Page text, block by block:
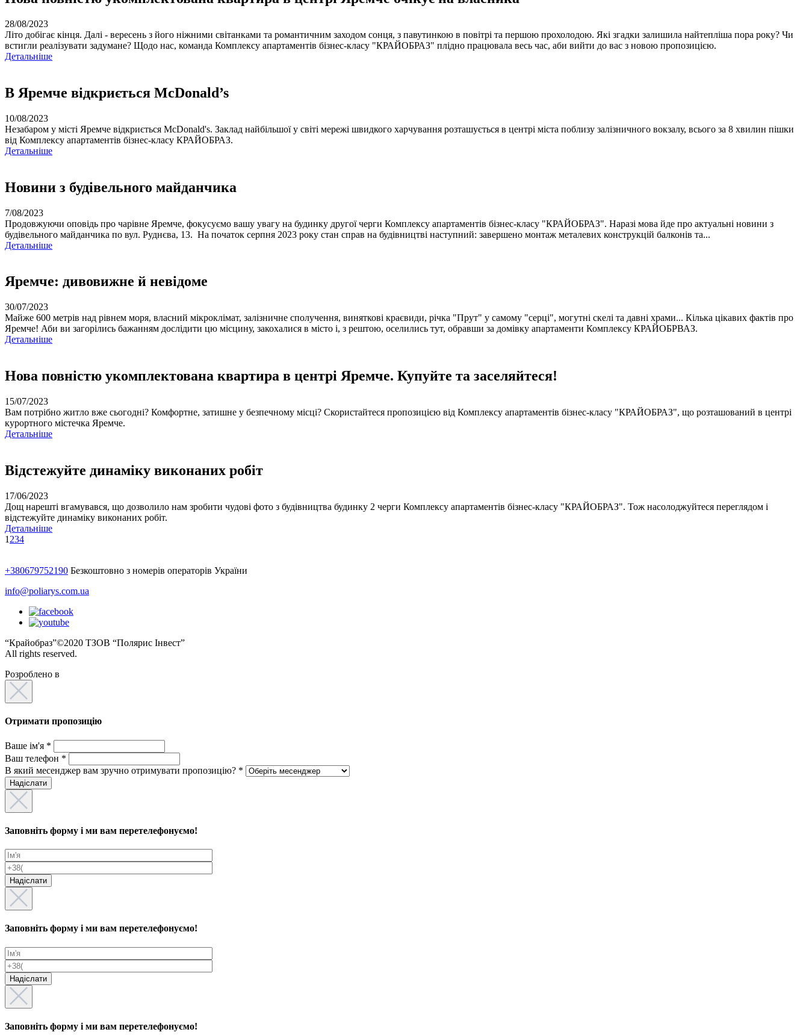
28/08/2023
Літо добігає кінця. Далі - вересень з його ніжними світанками та романтичним заходом сонця, з павутинкою в повітрі та першою прохолодою. Які згадки залишила найтепліша пора року? Чи
встигли реалізувати задумане? Щодо нас, команда Комплексу апартаментів бізнес-класу "КРАЙОБРАЗ" плідно працювала весь час, аби вийти до вас з новою пропозицією.
Детальнiше
В Яремче відкриється McDonald’s
10/08/2023
Незабаром у місті Яремче відкриється McDonald's. Заклад найбільшої у світі мережі швидкого харчування розташується в центрі міста поблизу залізничного вокзалу, всього за 8 хвилин пішки
від Комплексу апартаментів бізнес-класу КРАЙОБРАЗ.
Детальнiше
Новини з будівельного майданчика
7/08/2023
Продовжуючи оповідь про чарівне Яремче, фокусуємо вашу увагу на будинку другої черги Комплексу апартаментів бізнес-класу "КРАЙОБРАЗ". Наразі мова йде про актуальні новини з
будівельного майданчика по вул. Руднєва, 13. На початок серпня 2023 року стан справ на будівництві наступний: завершено монтаж металевих конструкцій балконів та...
Детальнiше
Яремче: дивовижне й невідоме
30/07/2023
Майже 600 метрів над рівнем моря, власний мікроклімат, залізничне сполучення, виняткові краєвиди, річка "Прут" у самому "серці", могутні скелі та давні храми... Кілька цікавих фактів про
Яремче! Аби ви загорілись бажанням дослідити цю місцину, закохалися в місто і, з рештою, оселились тут, обравши за домівку апартаменти Комплексу КРАЙОБРВАЗ.
Детальнiше
Нова повністю укомплектована квартира в центрі Яремче. Купуйте та заселяйтеся!
15/07/2023
Вам потрібно житло вже сьогодні? Комфортне, затишне у безпечному місці? Скористайтеся пропозицією від Комплексу апартаментів бізнес-класу "КРАЙОБРАЗ", що розташований в центрі
курортного містечка Яремче.
Детальнiше
Відстежуйте динаміку виконаних робіт
17/06/2023
Дощ нарешті вгамувався, що дозволило нам зробити чудові фото з будівництва будинку 2 черги Комплексу апартаментів бізнес-класу "КРАЙОБРАЗ". Тож насолоджуйтеся переглядом і
відстежуйте динаміку виконаних робіт.
Детальнiше
1 234
+380679752190 Безкоштовно з номерів операторів України
info@poliarys.com.ua
“Крайобраз”©2020 ТЗОВ “Полярис Інвест”
All rights reserved.
Розроблено в
Отримати пропозицію
Ваше ім'я *
Ваш телефон *
В який месенджер вам зручно отримувати пропозицію? *
Надіслати
Заповніть форму і ми вам перетелефонуємо!
Заповніть форму і ми вам перетелефонуємо!
Заповніть форму і ми вам перетелефонуємо!